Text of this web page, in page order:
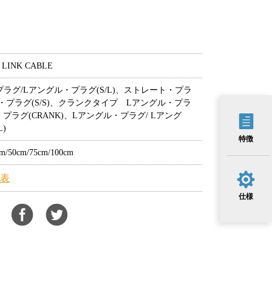
特徴
仕様
LINK CABLE
ラグ/Lアングル・プラグ(S/L)、ストレート・プラ
プラグ(S/S)、クランクタイプ Lアングル・プラ
プラグ(CRANK)、Lアングル・プラグ/ Lアング
50cm/75cm/100cm